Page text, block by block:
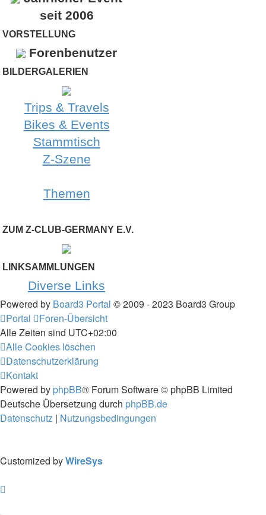
seit 2006
VORSTELLUNG
Forenbenutzer
BILDERGALERIEN
Trips & Travels
Bikes & Events
Stammtisch
Z-Szene
Themen
ZUM Z-CLUB-GERMANY E.V.
LINKSAMMLUNGEN
Diverse Links
Powered by Board3 Portal © 2009 - 2023 Board3 Group
Portal
Foren-Übersicht
Alle Zeiten sind UTC+02:00
Alle Cookies löschen
Datenschutzerklärung
Kontakt
Powered by phpBB® Forum Software © phpBB Limited
Deutsche Übersetzung durch phpBB.de
Datenschutz | Nutzungsbedingungen
Customized byWireSys